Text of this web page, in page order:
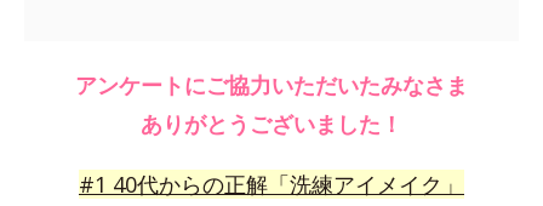
アンケートにご協力いただいたみなさま
ありがとうございました！
#1 40代からの正解「洗練アイメイク」